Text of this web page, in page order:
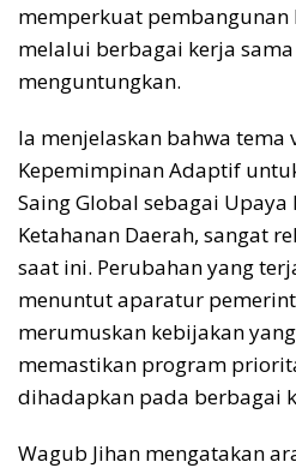
memperkuat pembangunan
melalui berbagai kerja
menguntungkan.
Ia menjelaskan bahwa
Kepemimpinan Adaptif
Saing Global sebagai
Ketahanan Daerah, sangat
saat ini. Perubahan yang
menuntut aparatur
merumuskan kebijakan
memastikan program
dihadapkan pada berbagai
Wagub Jihan mengatakan